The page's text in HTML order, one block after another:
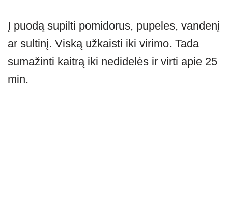
Į puodą supilti pomidorus, pupeles, vandenį
ar sultinį. Viską užkaisti iki virimo. Tada
sumažinti kaitrą iki nedidelės ir virti apie 25
min.